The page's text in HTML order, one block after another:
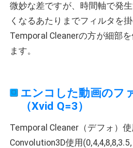
微妙な差ですが、時間軸で発
くなるあたりまでフィルタを掛
Temporal Cleanerの方が細部
ます。
エンコした動画のフ
（Xvid Q=3）
Temporal Cleaner（デフォ）
Convolution3D使用